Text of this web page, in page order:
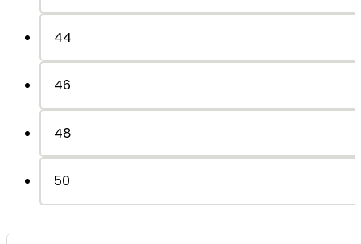
44
46
48
50